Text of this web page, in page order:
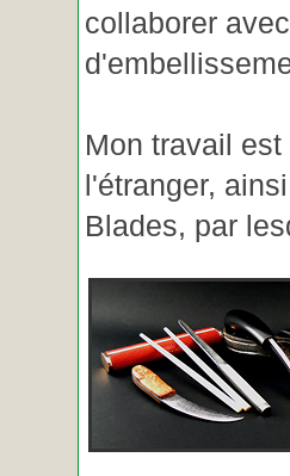
collaborer
Mon travail
l'étranger,
Blades, par